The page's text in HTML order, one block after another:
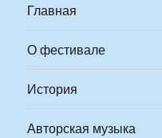
Главная
О фестивале
История
Авторская музыка